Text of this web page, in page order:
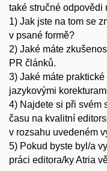
také stručné odpovědi
1) Jak jste na tom se
v psané formě?
2) Jaké máte
PR článků.
3) Jaké máte
jazykovými
4) Najdete si při svém
času na kvalitní
v rozsahu uvedeném
5) Pokud byste byl/a
práci editora/ky Atria